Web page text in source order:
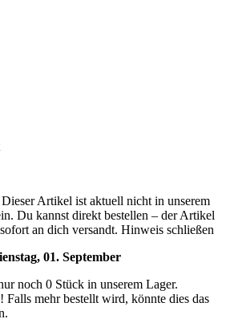
Dieser Artikel ist aktuell nicht in unserem
Du kannst direkt bestellen – der Artikel
an dich versandt. Hinweis schließen
01. September
noch 0 Stück in unserem Lager.
Falls mehr bestellt wird, könnte dies das